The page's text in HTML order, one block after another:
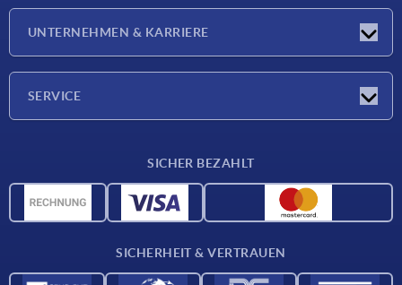
Presseberichte
UNTERNEHMEN & KARRIERE
SERVICE
Werkstoffübersicht
SICHER BEZAHLT
SICHERHEIT & VERTRAUEN